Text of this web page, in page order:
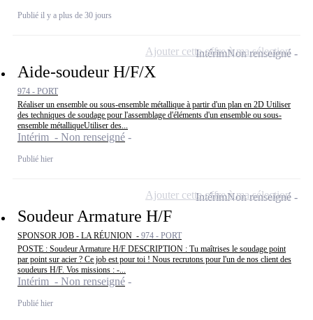
Publié il y a plus de 30 jours
Aide-soudeur H/F/X
974 - PORT
Réaliser un ensemble ou sous-ensemble métallique à partir d'un plan en 2D Utiliser
des techniques de soudage pour l'assemblage d'éléments d'un ensemble ou sous-
ensemble métalliqueUtiliser des...
Intérim - Non renseigné
Publié hier
IntérimNon renseigné
Ajouter cette offre à ma sélection
Soudeur Armature H/F
SPONSOR JOB - LA RÉUNION - 974 - PORT
POSTE : Soudeur Armature H/F DESCRIPTION : Tu maîtrises le soudage point
par point sur acier ? Ce job est pour toi ! Nous recrutons pour l'un de nos client des
soudeurs H/F. Vos missions : -...
Intérim - Non renseigné
Publié hier
IntérimNon renseigné
Ajouter cette offre à ma sélection